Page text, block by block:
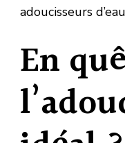
adoucisseurs
En